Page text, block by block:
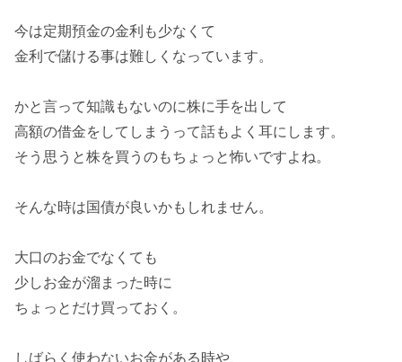
今は定期預金の金利も少なくて
金利で儲ける事は難しく なっています。
かと言って知識もないのに株に手を出して
高額の借金をしてしまうって話もよく耳にします。
そう思うと株を買うのもちょっと怖いですよね。
そんな時は国債が良いかもしれません。
大口のお金でなくても
少しお金が溜まった時に
ちょっとだけ買っておく。
しばらく使わないお金がある時や、